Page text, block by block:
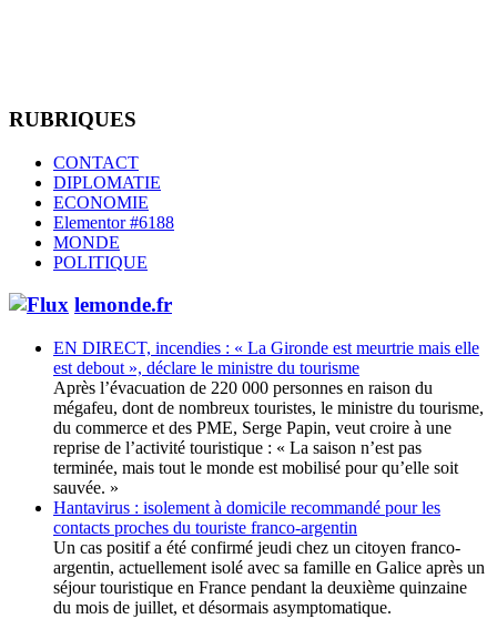
RUBRIQUES
CONTACT
DIPLOMATIE
ECONOMIE
Elementor #6188
MONDE
POLITIQUE
lemonde.fr
EN DIRECT, incendies : « La Gironde est meurtrie mais elle
est debout », déclare le ministre du tourisme
Après l’évacuation de 220 000 personnes en raison du
mégafeu, dont de nombreux touristes, le ministre du tourisme,
du commerce et des PME, Serge Papin, veut croire à une
reprise de l’activité touristique : « La saison n’est pas
terminée, mais tout le monde est mobilisé pour qu’elle soit
sauvée. »
Hantavirus : isolement à domicile recommandé pour les
contacts proches du touriste franco-argentin
Un cas positif a été confirmé jeudi chez un citoyen franco-
argentin, actuellement isolé avec sa famille en Galice après un
séjour touristique en France pendant la deuxième quinzaine
du mois de juillet, et désormais asymptomatique.